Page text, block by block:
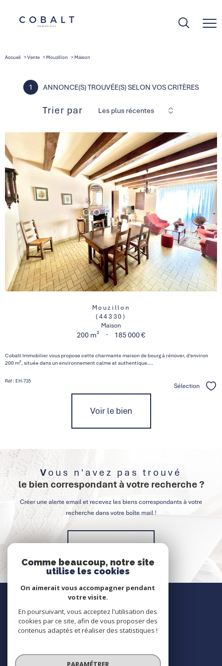
Accueil Vente Mouzillon Maison
1 ANNONCE(S) TROUVÉE(S) SELON VOS CRITÈRES
Trier par Les plus récentes
Mouzillon
(44330)
Maison
200 m² - 185 000 €
Cobalt Immobilier vous propose cette charmante maison de bourg à rénover, d'environ
200 m², située dans un environnement calme et authentique....
Réf : EH-735
Sélection
Voir le bien
Vous n'avez pas trouvé
le bien correspondant à votre recherche ?
Créer une alerte email et recevez les biens correspondants à votre
recherche dans votre boîte mail !
Nous contacter
Contact
Nous suivre
Comme beaucoup, notre site
utilise les cookies
On aimerait vous accompagner pendant
votre visite.
En poursuivant, vous acceptez l'utilisation des
cookies par ce site, afin de vous proposer des
contenus adaptés et réaliser des statistiques !
PARAMÉTRER